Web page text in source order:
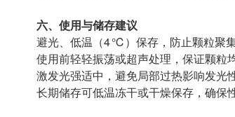
六、使用与储存建议
避光、低温（4 ℃）保存，防止颗粒聚
使用前轻轻振荡或超声处理，保证颗粒
激发光强适中，避免局部过热影响发光
长期储存可低温冻干或干燥保存，确保